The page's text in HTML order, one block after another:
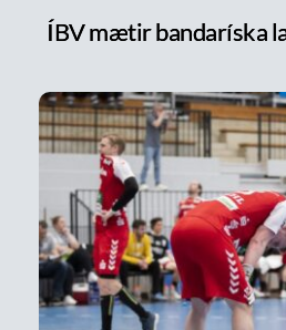
ÍBV mætir bandaríska